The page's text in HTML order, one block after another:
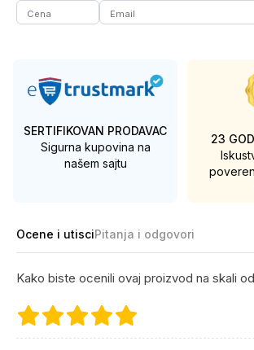
SERTIFIKOVAN PRODAVAC
Sigurna kupovina na
našem sajtu
23
Ocene i utisciPitanja i odgovori
Kako biste ocenili ovaj proizvod na skali